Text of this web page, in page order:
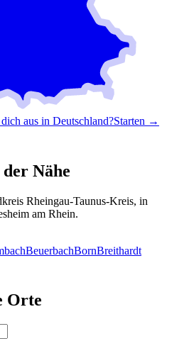
aus in Deutschland?Starten →
Nähe
Rheingau-Taunus-Kreis, in
am Rhein.
BeuerbachBornBreithardt
Orte